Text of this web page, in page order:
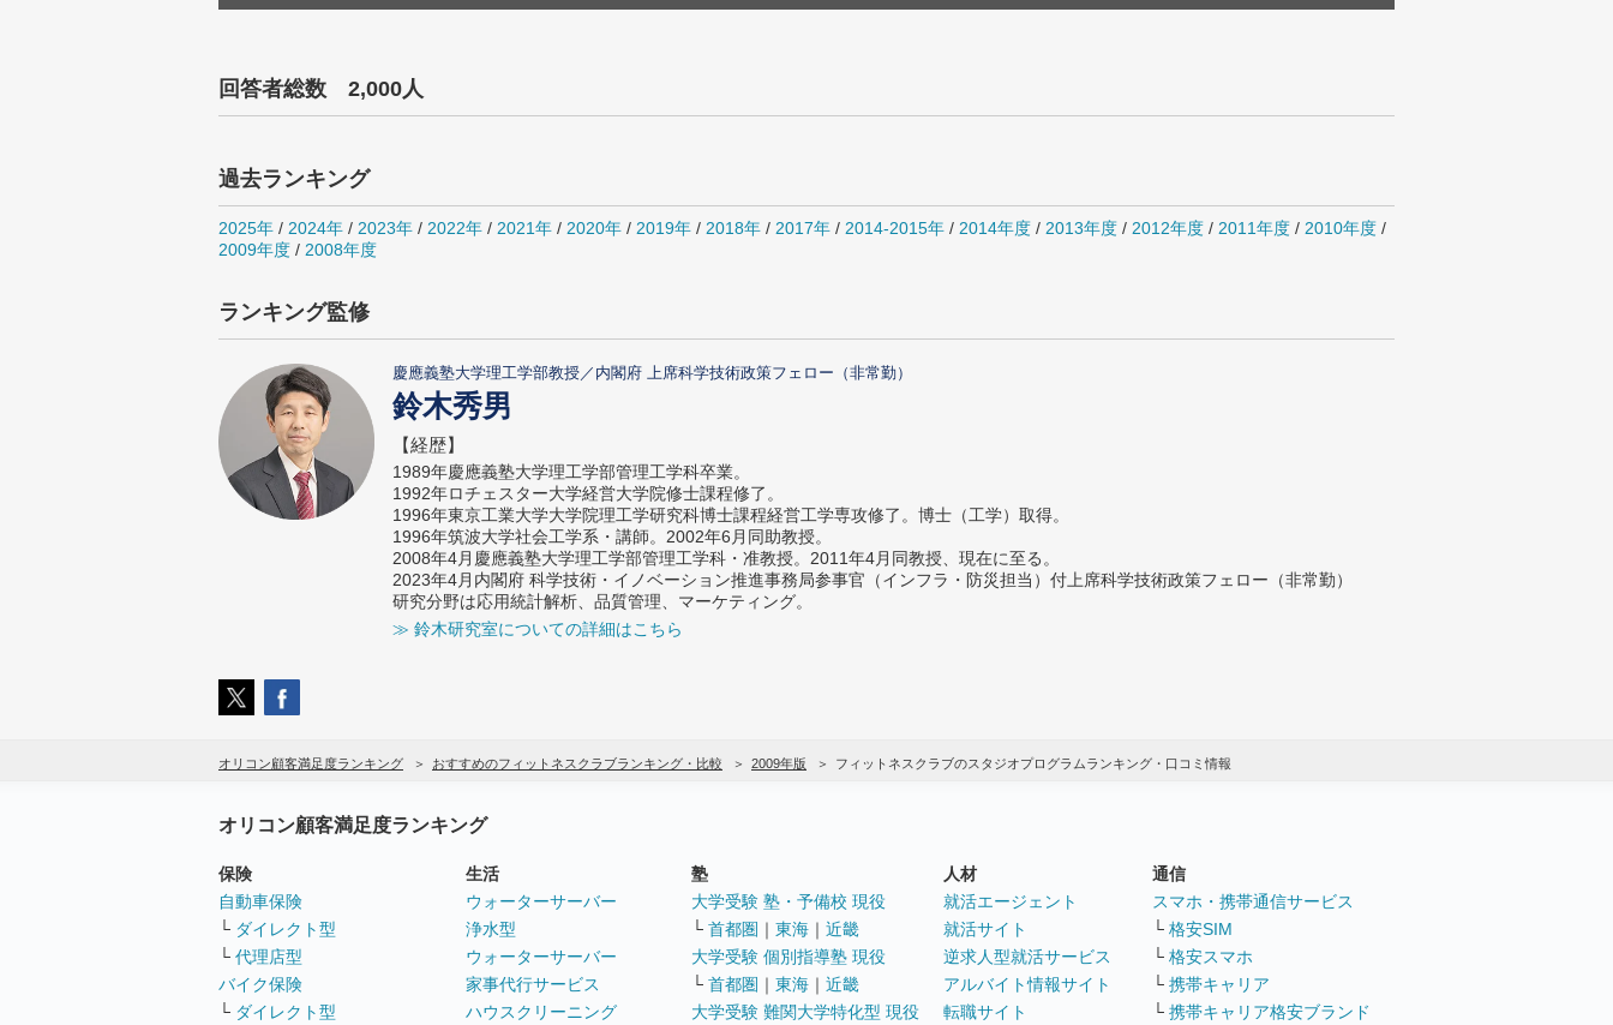
回答者総数 2,000人
過去ランキング
2025年 / 2024年 / 2023年 / 2022年 / 2021年 / 2020年 / 2019年 / 2018年 / 2017年 / 2014-2015年 / 2014年度 / 2013年度 / 2012年度 / 2011年度 / 2010年度 /
2009年度 / 2008年度
ランキング監修
慶應義塾大学理工学部教授／内閣府 上席科学技術政策フェロー（非常勤）
鈴木秀男
【経歴】
1989年慶應義塾大学理工学部管理工学科卒業。
1992年ロチェスター大学経営大学院修士課程修了。
1996年東京工業大学大学院理工学研究科博士課程経営工学専攻修了。博士（工学）取得。
1996年筑波大学社会工学系・講師。2002年6月同助教授。
2008年4月慶應義塾大学理工学部管理工学科・准教授。2011年4月同教授、現在に至る。
2023年4月内閣府 科学技術・イノベーション推進事務局参事官（インフラ・防災担当）付上席科学技術政策フェロー（非常勤）
研究分野は応用統計解析、品質管理、マーケティング。
≫ 鈴木研究室についての詳細はこちら
オリコン顧客満足度ランキング おすすめのフィットネスクラブランキング・比較 2009年版 フィットネスクラブのスタジオプログラムランキング・口コミ情報
オリコン顧客満足度ランキング
保険
自動車保険
└ ダイレクト型
└ 代理店型
バイク保険
└ ダイレクト型
生活
ウォーターサーバー
浄水型
ウォーターサーバー
家事代行サービス
ハウスクリーニング
塾
大学受験 塾・予備校 現役
└ 首都圏 ｜ 東海 ｜ 近畿
大学受験 個別指導塾 現役
└ 首都圏 ｜ 東海 ｜ 近畿
大学受験 難関大学特化型 現役
人材
就活エージェント
就活サイト
逆求人型就活サービス
アルバイト情報サイト
転職サイト
通信
スマホ・携帯通信サービス
└ 格安SIM
└ 格安スマホ
└ 携帯キャリア
└ 携帯キャリア格安ブランド